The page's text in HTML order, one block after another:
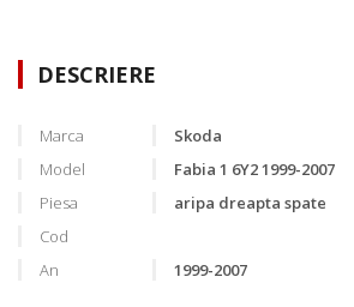
DESCRIERE
Marca
Skoda
Model
Fabia 1 6Y2 1999-2007
Piesa
aripa dreapta spate
Cod
An
1999-2007